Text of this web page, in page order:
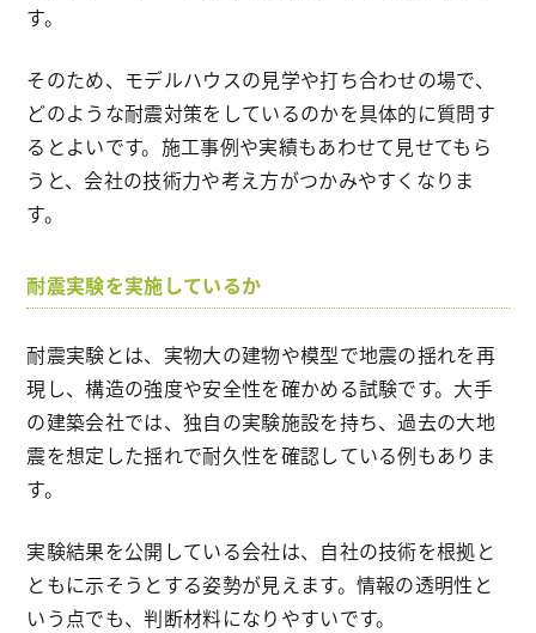
す。
そのため、モデルハウスの見学や打ち合わせの場で、
どのような耐震対策をしているのかを具体的に質問す
るとよいです。施工事例や実績もあわせて見せてもら
うと、会社の技術力や考え方がつかみやすくなりま
す。
耐震実験を実施しているか
耐震実験とは、実物大の建物や模型で地震の揺れを再
現し、構造の強度や安全性を確かめる試験です。大手
の建築会社では、独自の実験施設を持ち、過去の大地
震を想定した揺れで耐久性を確認している例もありま
す。
実験結果を公開している会社は、自社の技術を根拠と
ともに示そうとする姿勢が見えます。情報の透明性と
いう点でも、判断材料になりやすいです。